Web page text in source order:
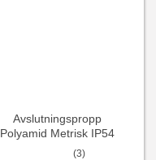
Avslutningspropp
Polyamid Metrisk IP54
(3)